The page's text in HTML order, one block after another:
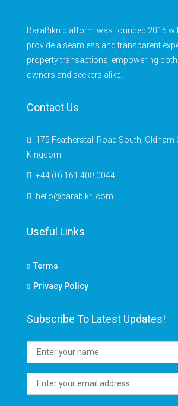
BaraBikri platform was founded 2015
provide a seamless and transparent
property transactions, empowering
owners and seekers alike.
Contact Us
175 Featherstall Road South, Oldham
Kingdom
+44 (0) 161 408 0044
hello@barabikri.com
Useful Links
Terms
Privacy Policy
Subscribe To Latest Updates!